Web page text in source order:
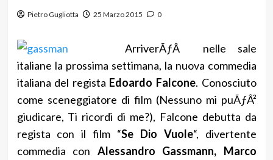
Pietro Gugliotta 25 Marzo 2015 0
ArriverÃƒÂ nelle sale
italiane la prossima settimana, la nuova commedia
italiana del regista Edoardo Falcone. Conosciuto
come sceneggiatore di film (Nessuno mi puÃƒÂ²
giudicare, Ti ricordi di me?), Falcone debutta da
regista con il film “Se Dio Vuole“, divertente
commedia con Alessandro Gassmann, Marco